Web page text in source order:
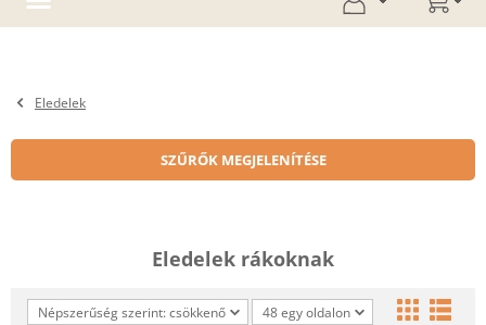
Eledelek
SZŰRŐK MEGJELENÍTÉSE
Eledelek rákoknak
Népszerűség szerint: csökkenő 48 egy oldalon